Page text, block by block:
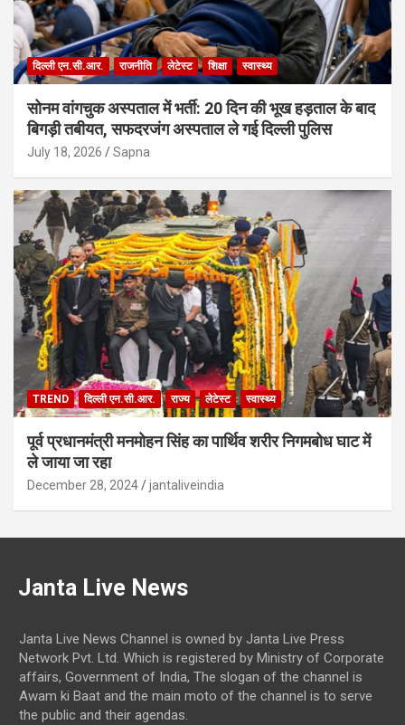
दिल्ली एन.सी.आर. राजनीति लेटेस्ट शिक्षा स्वास्थ्य
सोनम वांगचुक अस्पताल में भर्ती: 20 दिन की भूख हड़ताल के बाद
बिगड़ी तबीयत, सफदरजंग अस्पताल ले गई दिल्ली पुलिस
July 18, 2026 Sapna
TREND दिल्ली एन.सी.आर. राज्य लेटेस्ट स्वास्थ्य
पूर्व प्रधानमंत्री मनमोहन सिंह का पार्थिव शरीर निगमबोध घाट में
ले जाया जा रहा
December 28, 2024 jantaliveindia
Janta Live News
Janta Live News Channel is owned by Janta Live Press
Network Pvt. Ltd. Which is registered by Ministry of Corporate
affairs, Government of India, The slogan of the channel is
Awam ki Baat and the main moto of the channel is to serve
the public and their agendas.